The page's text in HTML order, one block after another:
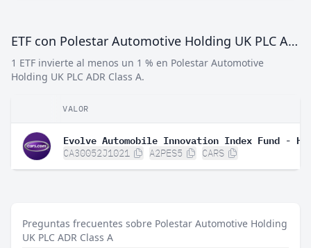
ETF con Polestar Automotive Holding UK PLC ADR Class A
1 ETF invierte al menos un 1 % en Polestar Automotive
Holding UK PLC ADR Class A.
VALOR
CA30052J1021 A2PES5 CARS
Preguntas frecuentes sobre Polestar Automotive Holding
UK PLC ADR Class A